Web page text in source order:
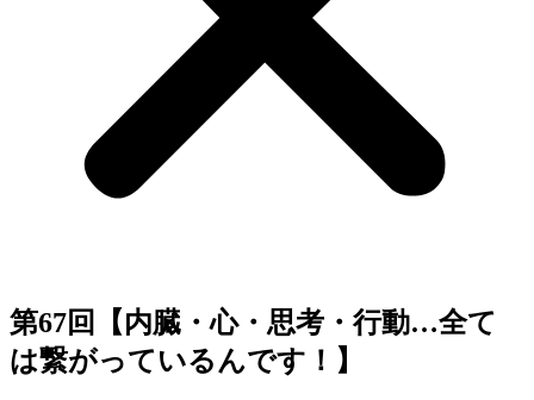
第67回【内臓・心・思考・行動…全て
は繋がっているんです！】